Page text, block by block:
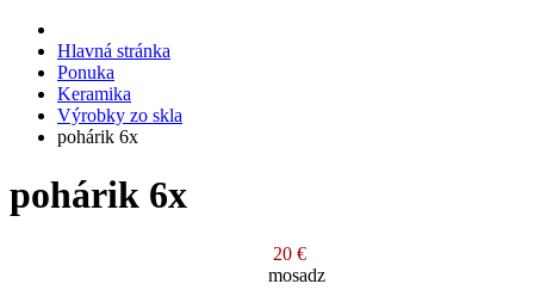
Hlavná stránka
Ponuka
Keramika
Výrobky zo skla
pohárik 6x
pohárik 6x
20 €
mosadz